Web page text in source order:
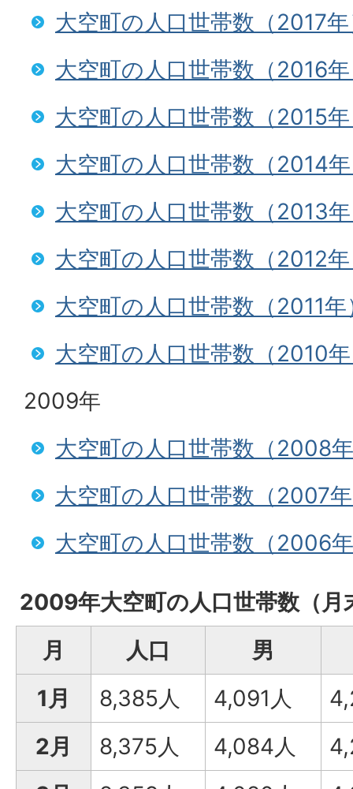
大空町の人口世帯数（2017
大空町の人口世帯数（2016
大空町の人口世帯数（2015
大空町の人口世帯数（2014
大空町の人口世帯数（2013
大空町の人口世帯数（2012
大空町の人口世帯数（2011年
大空町の人口世帯数（2010
2009年
大空町の人口世帯数（2008
大空町の人口世帯数（2007
大空町の人口世帯数（2006
2009年大空町の人口世帯数（月
月
人口
男
1月
8,385人 4,091人
2月
8,375人 4,084人